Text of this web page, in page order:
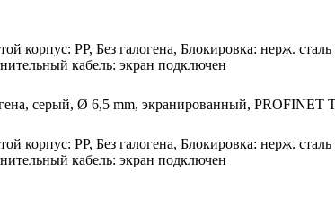
корпус: PP, Без галогена, Блокировка: нерж.
кабель: экран подключен
серый, Ø 6,5 mm, экранированный, PROFINET
корпус: PP, Без галогена, Блокировка: нерж.
кабель: экран подключен